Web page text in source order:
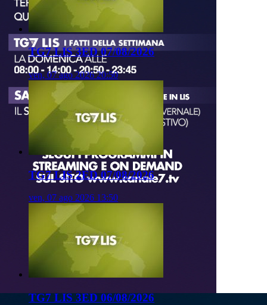
TG7 LIS 3ED 07/08/2026
ven, 07 ago 2026 20:50
TG7 LIS 2ED 07/08/2026
ven, 07 ago 2026 13:50
TG7 LIS 3ED 06/08/2026